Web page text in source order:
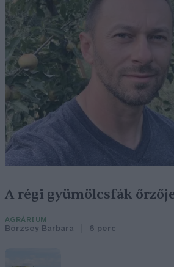
A régi gyümölcsfák
AGRÁRIUM
Börzsey Barbara 6 perc